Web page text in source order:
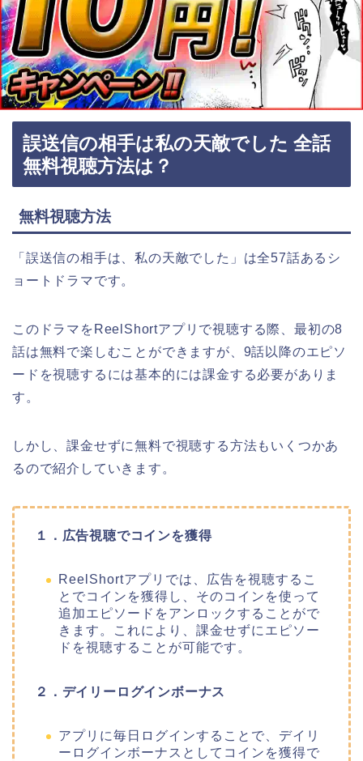
誤送信の相手は私の天敵でした 全話
無料視聴方法は？
無料視聴方法
「誤送信の相手は、私の天敵でした 」 は全57話ある シ
ョートドラマです。
このドラマをReelShortアプリで視聴する際、最初の8
話は無料で楽しむことができますが、9話以降のエピソ
ードを視聴するには基本的には課金する必要がありま
す。
しかし、課金せずに無料で視聴する方法もいくつかあ
るので紹介していきます。
１．広告視聴でコインを獲得
ReelShortアプリでは、広告を視聴するこ
とでコインを獲得し、そのコインを使って
追加エピソードをアンロックすることがで
きます。これにより、課金せずにエピソー
ドを視聴することが可能です。
２．デイリーログインボーナス
アプリに毎日ログインすることで、デイリ
ーログインボーナスとしてコインを獲得で